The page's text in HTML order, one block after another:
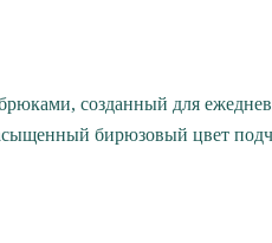
созданный для
бирюзовый цвет